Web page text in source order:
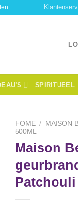
SPIRITUEEL
HOME / MAISON
500ML
Maison
Patchouli